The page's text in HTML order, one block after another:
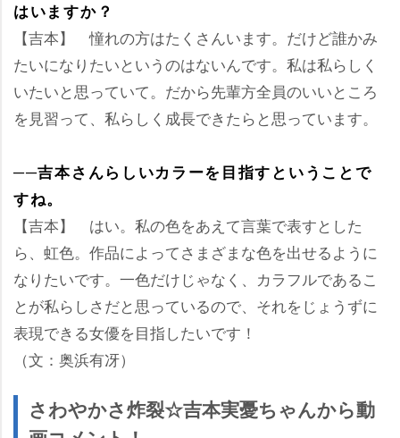
はいますか？
【吉本】 憧れの方はたくさんいます。だけど誰かみ
たいになりたいというのはないんです。私は私らしく
いたいと思っていて。だから先輩方全員のいいところ
を見習って、私らしく成長できたらと思っています。
──吉本さんらしいカラーを目指すということで
すね。
【吉本】 はい。私の色をあえて言葉で表すとした
ら、虹色。作品によってさまざまな色を出せるように
なりたいです。一色だけじゃなく、カラフルであるこ
とが私らしさだと思っているので、それをじょうずに
表現できる女優を目指したいです！
（文：奥浜有冴）
さわやかさ炸裂☆吉本実憂ちゃんから動